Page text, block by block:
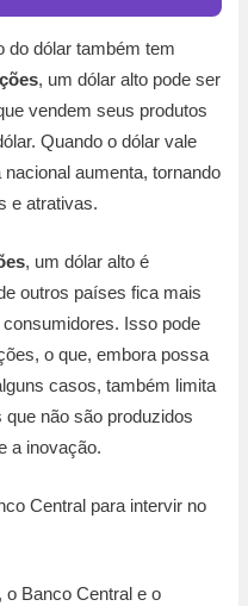
do dólar também tem
, um dólar alto pode ser
vendem seus produtos
Quando o dólar vale
aumenta, tornando
e atrativas.
, um dólar alto é
outros países fica mais
Isso pode
o que, embora possa
casos, também limita
não são produzidos
a inovação.
Central para intervir no
, o Banco Central e o